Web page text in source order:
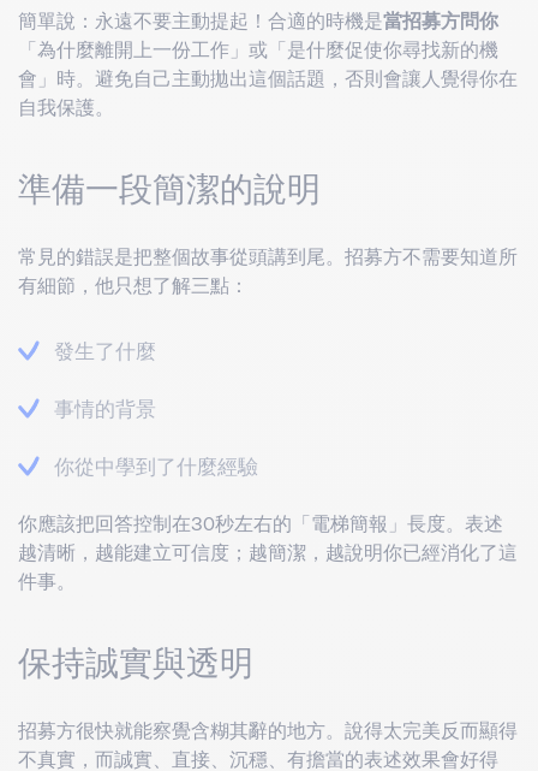
簡單說：永遠不要主動提起！合適的時機是當招募方問你
「為什麼離開上一份工作」或「是什麼促使你尋找新的機
會」時。避免自己主動拋出這個話題，否則會讓人覺得你在
自我保護。
準備一段簡潔的說明
常見的錯誤是把整個故事從頭講到尾。招募方不需要知道所
有細節，他只想了解三點：
發生了什麼
事情的背景
你從中學到了什麼經驗
你應該把回答控制在30秒左右的「電梯簡報」長度。表述
越清晰，越能建立可信度；越簡潔，越說明你已經消化了這
件事。
保持誠實與透明
招募方很快就能察覺含糊其辭的地方。說得太完美反而顯得
不真實，而誠實、直接、沉穩、有擔當的表述效果會好得